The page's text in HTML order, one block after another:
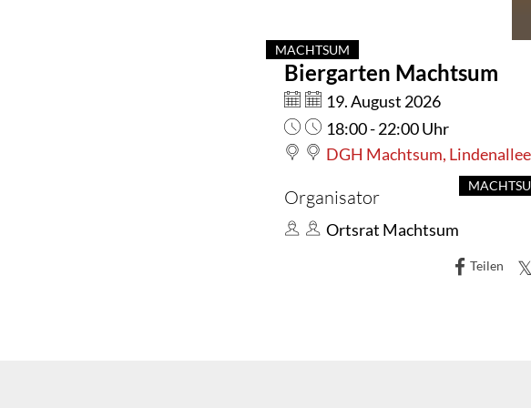
MACHTSUM
KATEGORIE: MACHTSUM
Biergarten Machtsum
Datum:
19. August 2026
Uhrzeit:
18:00 - 22:00 Uhr
DGH Machtsum,
Organisator
Ortsrat Machtsum
Teilen